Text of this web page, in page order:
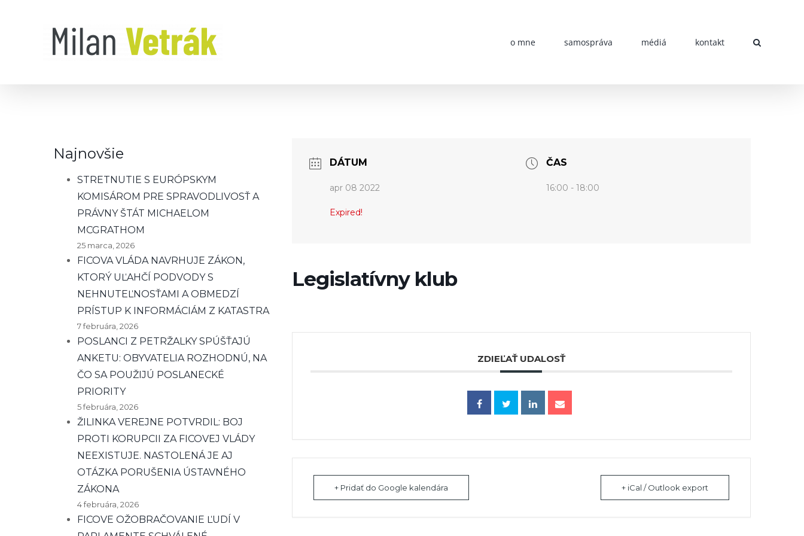
o mne samospráva médiá kontakt
Najnovšie
STRETNUTIE S EURÓPSKYM
KOMISÁROM PRE SPRAVODLIVOSŤ A
PRÁVNY ŠTÁT MICHAELOM
MCGRATHOM
25 marca, 2026
FICOVA VLÁDA NAVRHUJE ZÁKON,
KTORÝ UĽAHČÍ PODVODY S
NEHNUTEĽNOSŤAMI A OBMEDZÍ
PRÍSTUP K INFORMÁCIÁM Z KATASTRA
7 februára, 2026
POSLANCI Z PETRŽALKY SPÚŠŤAJÚ
ANKETU: OBYVATELIA ROZHODNÚ, NA
ČO SA POUŽIJÚ POSLANECKÉ
PRIORITY
5 februára, 2026
ŽILINKA VEREJNE POTVRDIL: BOJ
PROTI KORUPCII ZA FICOVEJ VLÁDY
NEEXISTUJE. NASTOLENÁ JE AJ
OTÁZKA PORUŠENIA ÚSTAVNÉHO
ZÁKONA
4 februára, 2026
FICOVE OŽOBRAČOVANIE ĽUDÍ V
DÁTUM
apr 08 2022
Expired!
ČAS
16:00 - 18:00
Legislatívny klub
ZDIEĽAŤ UDALOSŤ
+ Pridať do Google kalendára + iCal / Outlook export